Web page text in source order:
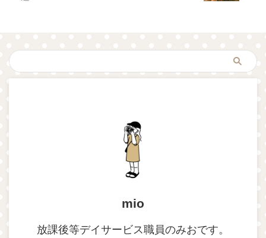
mio
放課後等デイサービス職員のみおです。